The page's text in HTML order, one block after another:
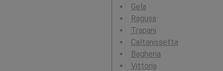
Gela
Ragusa
Trapani
Caltanissetta
Bagheria
Vittoria